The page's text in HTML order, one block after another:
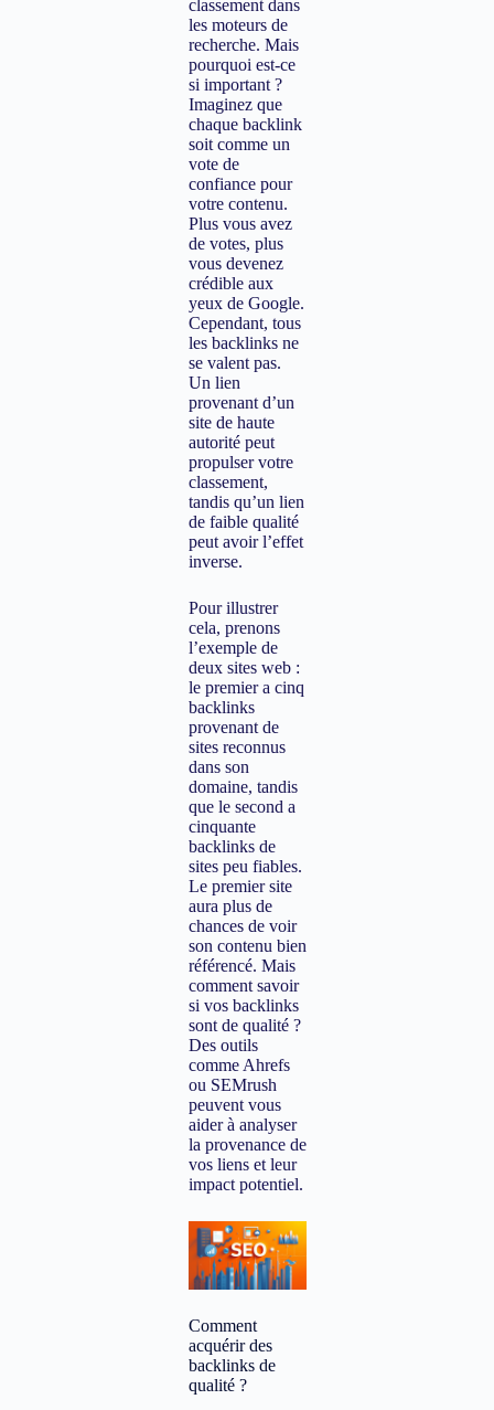
classement dans
les moteurs de
recherche. Mais
pourquoi est-ce
si important ?
Imaginez que
chaque backlink
soit comme un
vote de
confiance pour
votre contenu.
Plus vous avez
de votes, plus
vous devenez
crédible aux
yeux de Google.
Cependant, tous
les backlinks ne
se valent pas.
Un lien
provenant d’un
site de haute
autorité peut
propulser votre
classement,
tandis qu’un lien
de faible qualité
peut avoir l’effet
inverse.
Pour illustrer
cela, prenons
l’exemple de
deux sites web :
le premier a cinq
backlinks
provenant de
sites reconnus
dans son
domaine, tandis
que le second a
cinquante
backlinks de
sites peu fiables.
Le premier site
aura plus de
chances de voir
son contenu bien
référencé. Mais
comment savoir
si vos backlinks
sont de qualité ?
Des outils
comme Ahrefs
ou SEMrush
peuvent vous
aider à analyser
la provenance de
vos liens et leur
impact potentiel.
Comment
acquérir des
backlinks de
qualité ?